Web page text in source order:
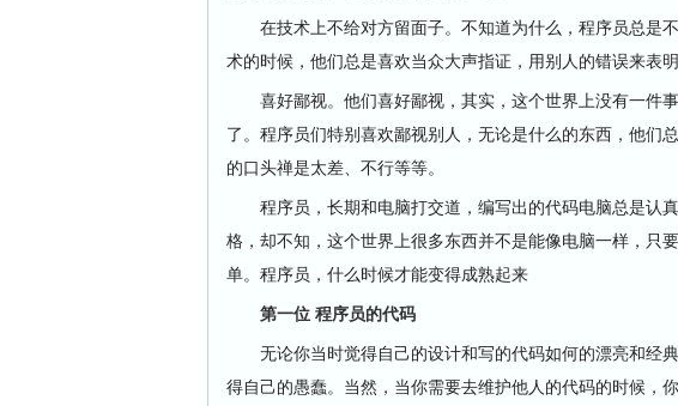
在技术上不给对方留面子。不知道为什么，程序员总是
术的时候，他们总是喜欢当众大声指证，用别人的错误来表
喜好鄙视。他们喜好鄙视，其实，这个世界上没有一件
了。程序员们特别喜欢鄙视别人，无论是什么的东西，他们
的口头禅是太差、不行等等。
程序员，长期和电脑打交道，编写出的代码电脑总是认
格，却不知，这个世界上很多东西并不是能像电脑一样，只
单。程序员，什么时候才能变得成熟起来
第一位 程序员的代码
无论你当时觉得自己的设计和写的代码如何的漂亮和经
得自己的愚蠢。当然，当你需要去维护他人的代码的时候，